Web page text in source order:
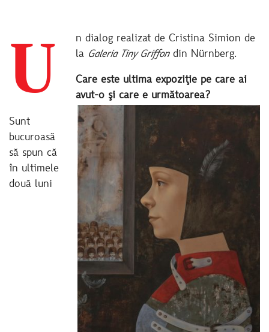
U
n dialog realizat de Cristina Simion de
la Galeria Tiny Griffondin Nürnberg.
Care este ultima expoziţie pe care ai
avut-o şi care e următoarea?
Sunt
bucuroasă
să spun că
în ultimele
două luni